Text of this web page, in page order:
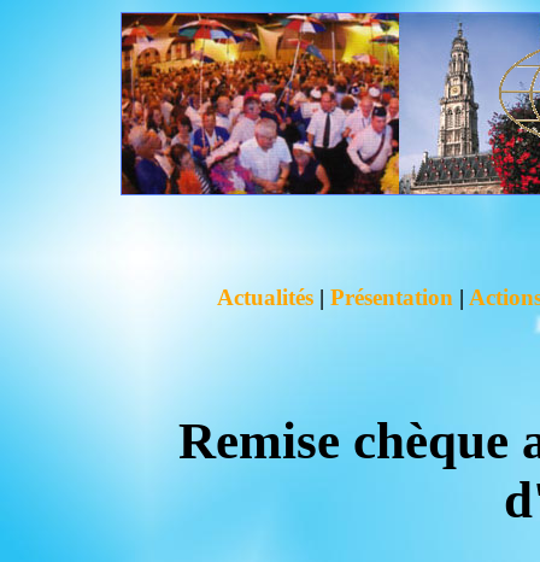
Actualités| Présentation |
Remise